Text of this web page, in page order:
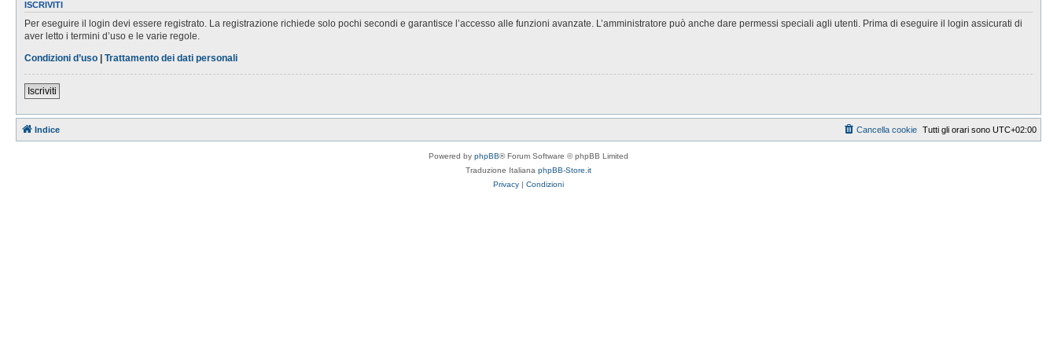
ISCRIVITI
Per eseguire il login devi essere registrato. La registrazione richiede solo pochi secondi e garantisce l’accesso alle funzioni avanzate. L’amministratore può anche dare permessi speciali agli utenti. Prima di eseguire il login assicurati di
aver letto i termini d’uso e le varie regole.
Condizioni d’uso | Trattamento dei dati personali
Iscriviti
Indice Tutti gli orari sono UTC+02:00
Cancella cookie
Powered by phpBB® Forum Software © phpBB Limited
Traduzione Italiana phpBB-Store.it
Privacy | Condizioni